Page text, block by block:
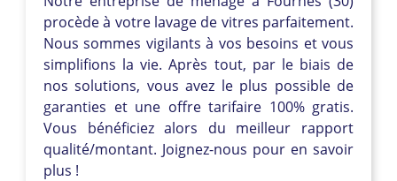
procède à votre lavage de vitres parfaitement.
Nous sommes vigilants à vos besoins et vous
simplifions la vie. Après tout, par le biais de
nos solutions, vous avez le plus possible de
garanties et une offre tarifaire 100% gratis.
Vous bénéficiez alors du meilleur rapport
qualité/montant. Joignez-nous pour en savoir
plus !